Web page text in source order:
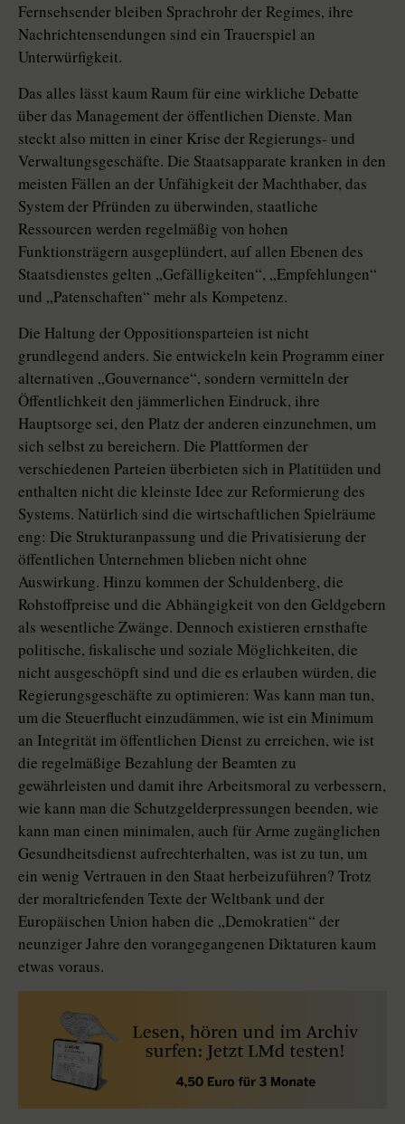
Fernsehsender bleiben Sprachrohr der Regimes, ihre
Nachrichtensendungen sind ein Trauerspiel an
Unterwürfigkeit.
Das alles lässt kaum Raum für eine wirkliche Debatte
über das Management der öffentlichen Dienste. Man
steckt also mitten in einer Krise der Regierungs- und
Verwaltungsgeschäfte. Die Staatsapparate kranken in den
meisten Fällen an der Unfähigkeit der Machthaber, das
System der Pfründen zu überwinden, staatliche
Ressourcen werden regelmäßig von hohen
Funktionsträgern ausgeplündert, auf allen Ebenen des
Staatsdienstes gelten „Gefälligkeiten“, „Empfehlungen“
und „Patenschaften“ mehr als Kompetenz.
Die Haltung der Oppositionsparteien ist nicht
grundlegend anders. Sie entwickeln kein Programm einer
alternativen „Gouvernance“, sondern vermitteln der
Öffentlichkeit den jämmerlichen Eindruck, ihre
Hauptsorge sei, den Platz der anderen einzunehmen, um
sich selbst zu bereichern. Die Plattformen der
verschiedenen Parteien überbieten sich in Platitüden und
enthalten nicht die kleinste Idee zur Reformierung des
Systems. Natürlich sind die wirtschaftlichen Spielräume
eng: Die Strukturanpassung und die Privatisierung der
öffentlichen Unternehmen blieben nicht ohne
Auswirkung. Hinzu kommen der Schuldenberg, die
Rohstoffpreise und die Abhängigkeit von den Geldgebern
als wesentliche Zwänge. Dennoch existieren ernsthafte
politische, fiskalische und soziale Möglichkeiten, die
nicht ausgeschöpft sind und die es erlauben würden, die
Regierungsgeschäfte zu optimieren: Was kann man tun,
um die Steuerflucht einzudämmen, wie ist ein Minimum
an Integrität im öffentlichen Dienst zu erreichen, wie ist
die regelmäßige Bezahlung der Beamten zu
gewährleisten und damit ihre Arbeitsmoral zu verbessern,
wie kann man die Schutzgelderpressungen beenden, wie
kann man einen minimalen, auch für Arme zugänglichen
Gesundheitsdienst aufrechterhalten, was ist zu tun, um
ein wenig Vertrauen in den Staat herbeizuführen? Trotz
der moraltriefenden Texte der Weltbank und der
Europäischen Union haben die „Demokratien“ der
neunziger Jahre den vorangegangenen Diktaturen kaum
etwas voraus.